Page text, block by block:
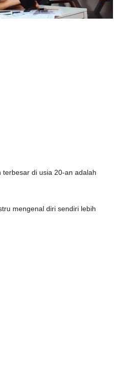
terbesar di usia 20-an adalah
mengenal diri sendiri lebih